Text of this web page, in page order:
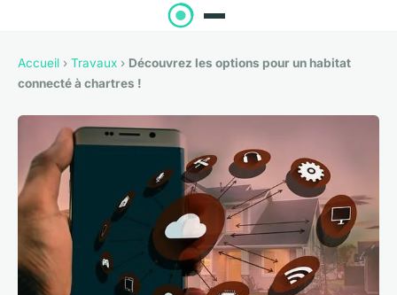
Accueil › Travaux › Découvrez les options pour un habitat
connecté à chartres !